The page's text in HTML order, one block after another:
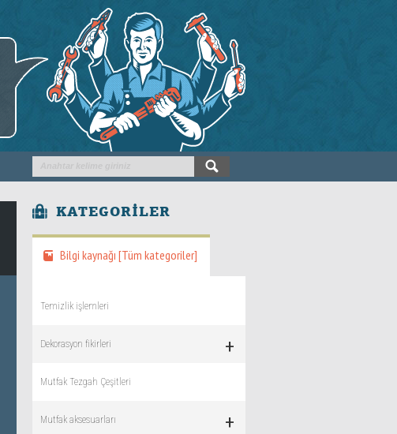
KATEGORILER
Bilgi kaynağı [Tüm kategoriler]
Temizlik işlemleri
Dekorasyon fikirleri +
Mutfak Tezgah Çeşitleri
Mutfak aksesuarları +